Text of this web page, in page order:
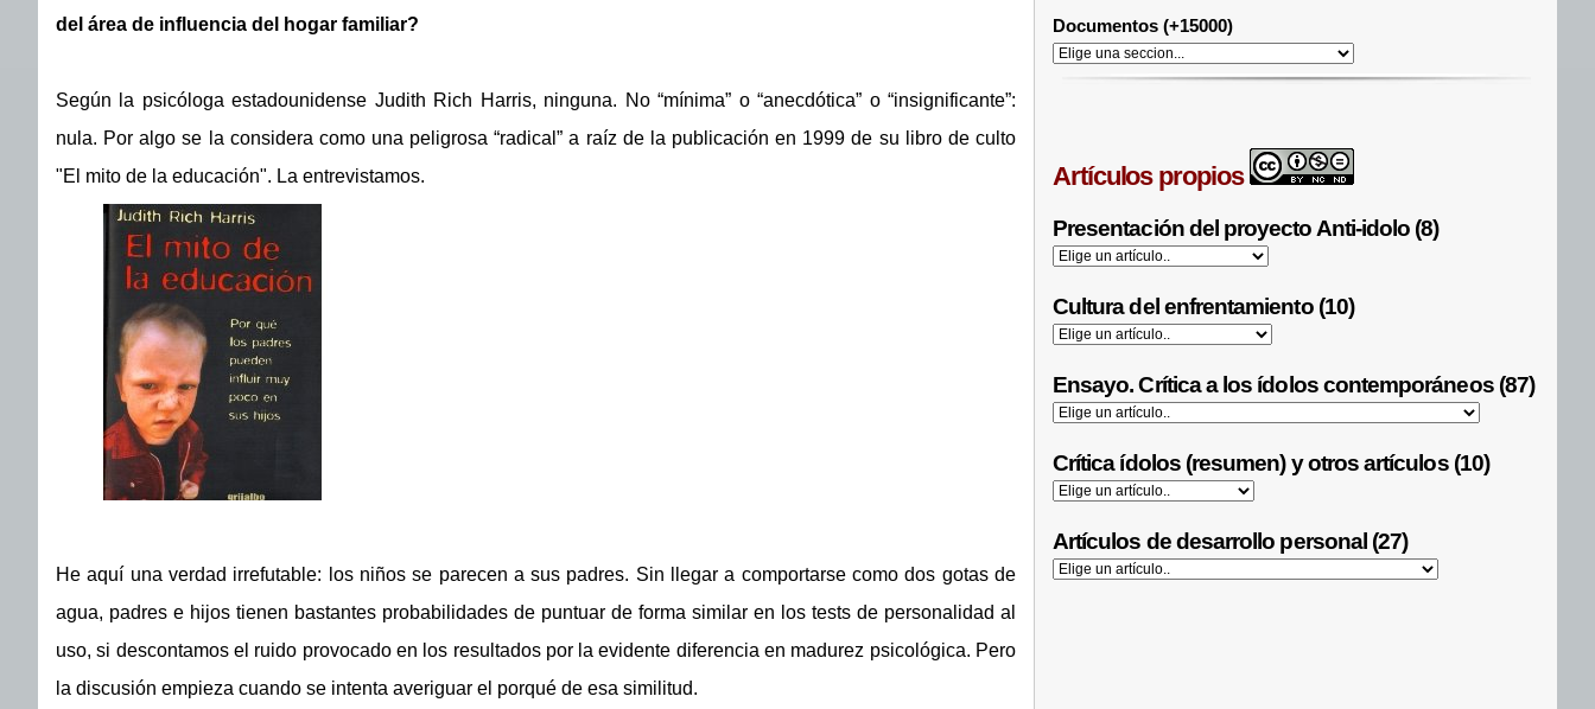
del área de influencia del hogar familiar?
Según la psicóloga estadounidense Judith Rich Harris, ninguna. No “mínima” o “anecdótica” o “insignificante”:
nula. Por algo se la considera como una peligrosa “radical” a raíz de la publicación en 1999 de su libro de culto
"El mito de la educación". La entrevistamos.
He aquí una verdad irrefutable: los niños se parecen a sus padres. Sin llegar a comportarse como dos gotas de
agua, padres e hijos tienen bastantes probabilidades de puntuar de forma similar en los tests de personalidad al
uso, si descontamos el ruido provocado en los resultados por la evidente diferencia en madurez psicológica. Pero
la discusión empieza cuando se intenta averiguar el porqué de esa similitud.
Documentos (+15000)
Artículos propios
Presentación del proyecto Anti-idolo (8)
Cultura del enfrentamiento (10)
Ensayo. Crítica a los ídolos contemporáneos (87)
Crítica ídolos (resumen) y otros artículos (10)
Artículos de desarrollo personal (27)